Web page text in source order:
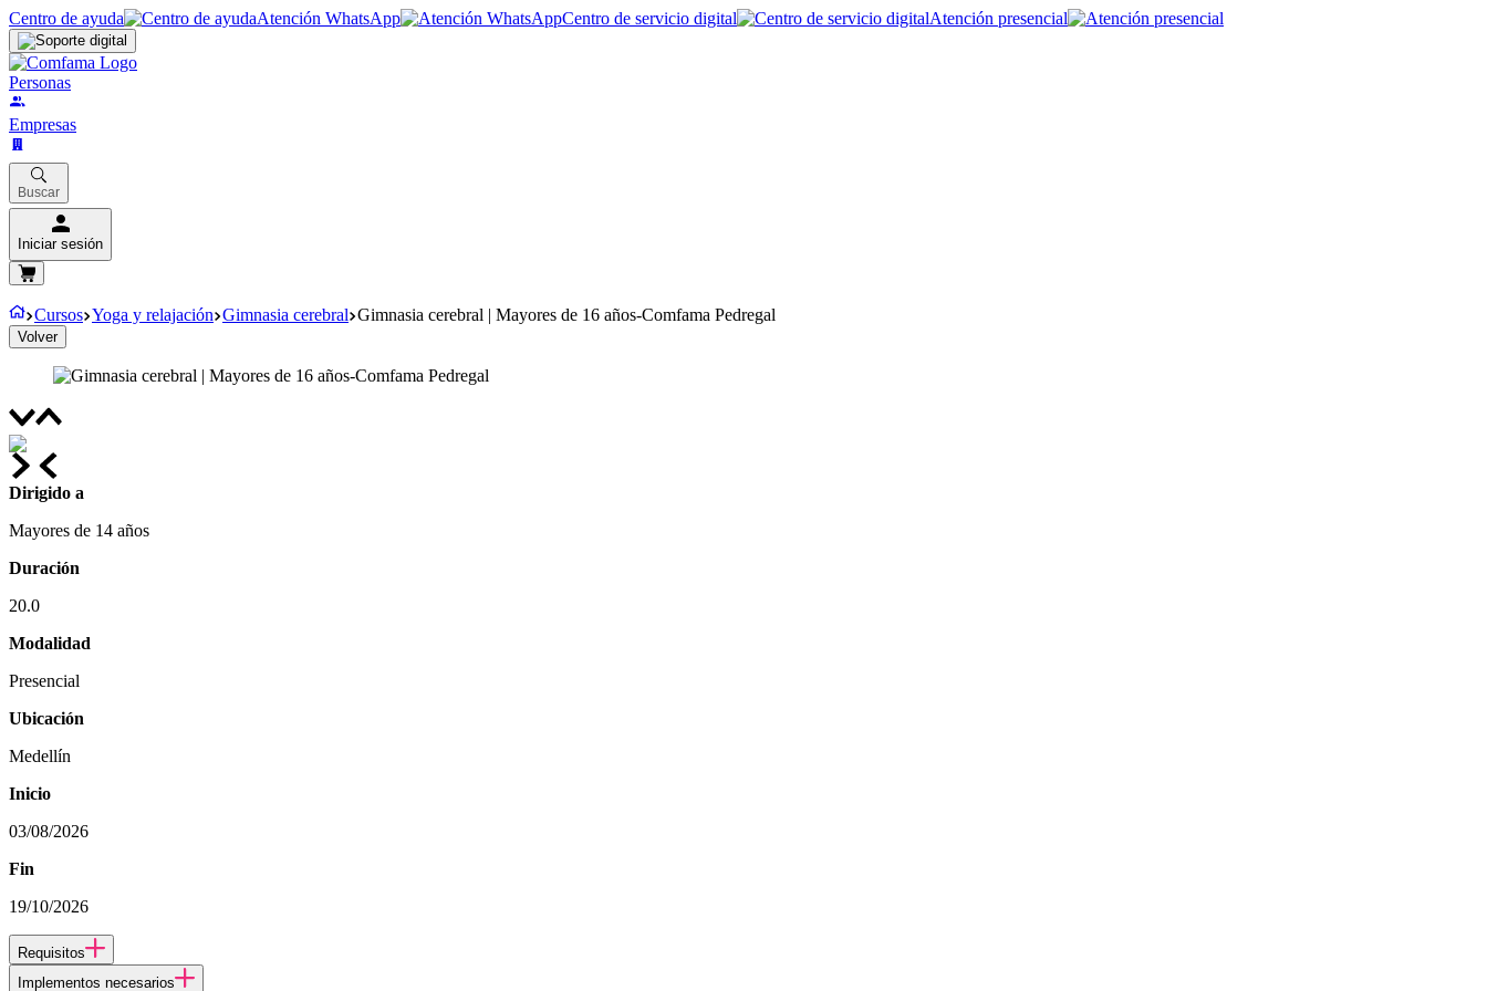
Centro de ayuda Atención WhatsApp Centro de servicio digital Atención presencial
Personas
Empresas
Buscar
Iniciar sesión
Cursos Yoga y relajación Gimnasia cerebral Gimnasia cerebral | Mayores de 16 años-Comfama Pedregal
Volver
Dirigido a
Mayores de 14 años
Duración
20.0
Modalidad
Presencial
Ubicación
Medellín
Inicio
03/08/2026
Fin
19/10/2026
Requisitos
Implementos necesarios